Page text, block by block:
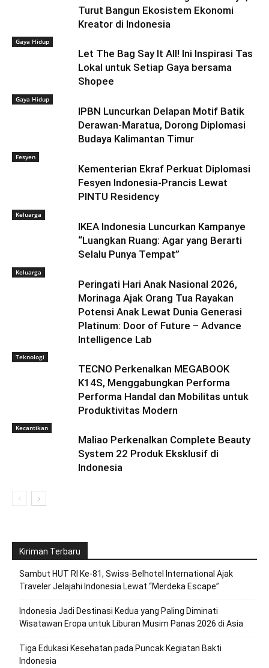
Turut Bangun Ekosistem Ekonomi
Kreator di Indonesia
Gaya Hidup
Let The Bag Say It All! Ini Inspirasi Tas
Lokal untuk Setiap Gaya bersama
Shopee
Gaya Hidup
IPBN Luncurkan Delapan Motif Batik
Derawan-Maratua, Dorong Diplomasi
Budaya Kalimantan Timur
Fesyen
Kementerian Ekraf Perkuat Diplomasi
Fesyen Indonesia-Prancis Lewat
PINTU Residency
Keluarga
IKEA Indonesia Luncurkan Kampanye
“Luangkan Ruang: Agar yang Berarti
Selalu Punya Tempat”
Keluarga
Peringati Hari Anak Nasional 2026,
Morinaga Ajak Orang Tua Rayakan
Potensi Anak Lewat Dunia Generasi
Platinum: Door of Future – Advance
Intelligence Lab
Teknologi
TECNO Perkenalkan MEGABOOK
K14S, Menggabungkan Performa
Performa Handal dan Mobilitas untuk
Produktivitas Modern
Kecantikan
Maliao Perkenalkan Complete Beauty
System 22 Produk Eksklusif di
Indonesia
Kiriman Terbaru
Sambut HUT RI Ke-81, Swiss-Belhotel International Ajak
Traveler Jelajahi Indonesia Lewat “Merdeka Escape”
Indonesia Jadi Destinasi Kedua yang Paling Diminati
Wisatawan Eropa untuk Liburan Musim Panas 2026 di Asia
Tiga Edukasi Kesehatan pada Puncak Kegiatan Bakti
Indonesia